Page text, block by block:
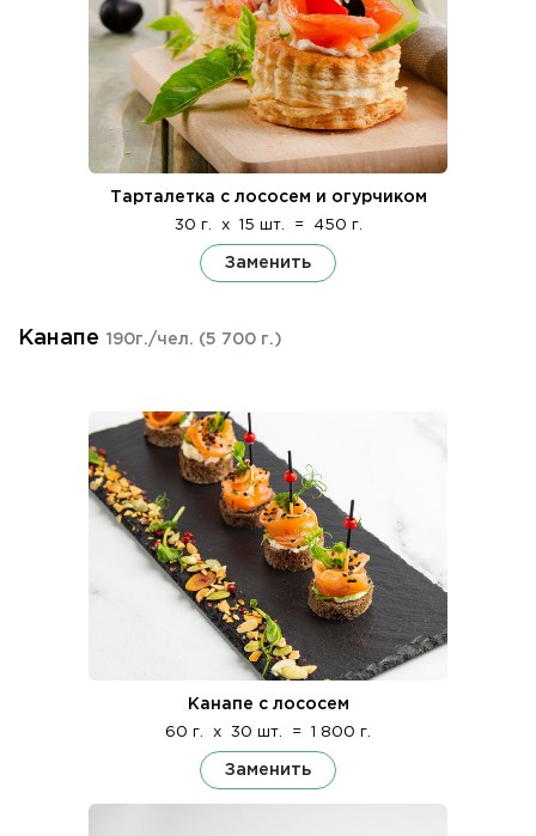
Тарталетка с лососем и огурчиком
30 г. x 15 шт. = 450 г.
Заменить
Канапе 190г./чел. (5 700 г.)
Канапе с лососем
60 г. x 30 шт. = 1 800 г.
Заменить